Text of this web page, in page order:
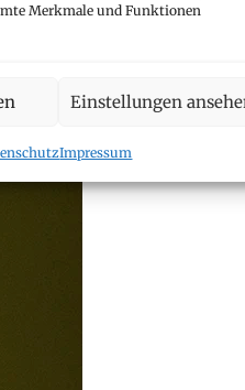
Merkmale und Funktionen
Einstellungen
Impressum